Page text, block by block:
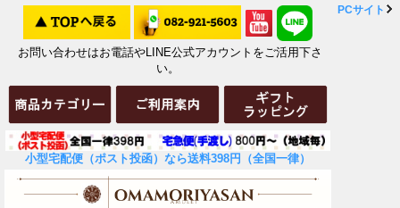
お問い合わせはお電話やLINE公式アカウントをご活用下さ
い。
小型宅配便（ポスト投函）なら送料398円（全国一律）
PCサイト